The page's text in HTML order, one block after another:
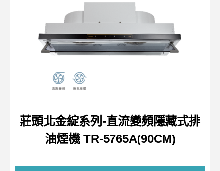
莊頭北金綻系列-直流變頻隱藏式排
油煙機 TR-5765A(90CM)